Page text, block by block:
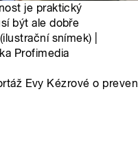
je praktický
být ale dobře
snímek) |
Profimedia
Evy Kézrové o